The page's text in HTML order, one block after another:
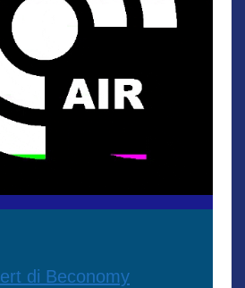
di Beconomy